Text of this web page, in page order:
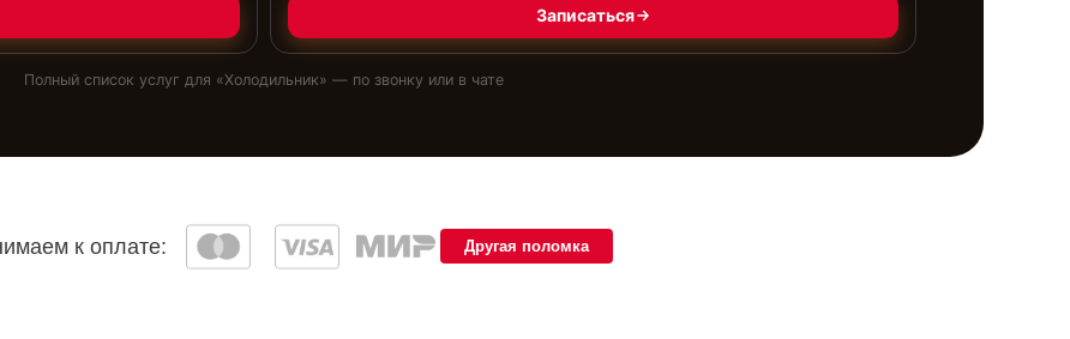
Записаться
Полный список услуг для «Холодильник» — по звонку или в чате
к оплате: Другая поломка